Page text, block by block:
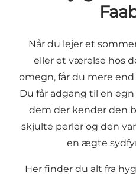
Når du lejer et
eller et værelse hos
omegn, får du mere
Du får adgang til en
dem der kender den
skjulte perler og den
en ægte
Her finder du alt fra